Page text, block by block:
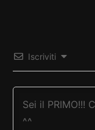
Iscriviti